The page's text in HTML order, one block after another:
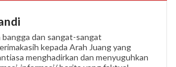
bangga dan sangat-sangat
kepada Arah Juang yang
menghadirkan dan menyuguhkan